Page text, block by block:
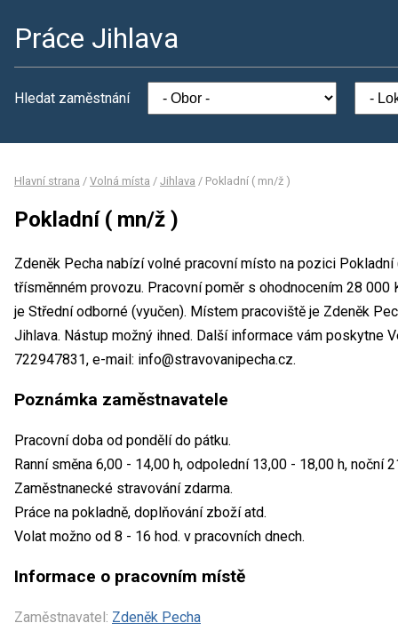
Práce Jihlava
Hledat zaměstnání
Hlavní strana / Volná místa / Jihlava / Pokladní ( mn/ž )
Pokladní ( mn/ž )
Zdeněk Pecha nabízí volné pracovní místo na pozici
třísměnném provozu. Pracovní poměr s ohodnocením 28
je Střední odborné (vyučen). Místem pracoviště je Zdeněk
Jihlava. Nástup možný ihned. Další informace vám poskytne
722947831, e-mail: info@stravovanipecha.cz.
Poznámka zaměstnavatele
Pracovní doba od pondělí do pátku.
Ranní směna 6,00 - 14,00 h, odpolední 13,00 - 18,00 h, noční
Zaměstnanecké stravování zdarma.
Práce na pokladně, doplňování zboží atd.
Volat možno od 8 - 16 hod. v pracovních dnech.
Informace o pracovním místě
Zaměstnavatel: Zdeněk Pecha